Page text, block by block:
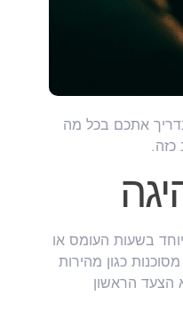
נדריך אתכם בכל מה
כזה.
בשעות העומס או
כגון מהירות
הצעד הראשון